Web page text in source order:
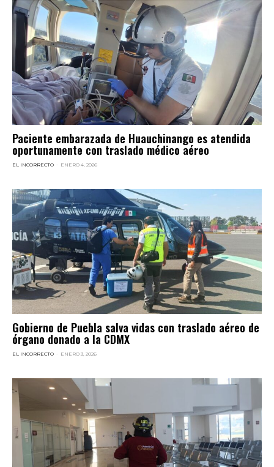
Paciente embarazada de Huauchinango es atendida
oportunamente con traslado médico aéreo
EL INCORRECTO - ENERO 4, 2026
Gobierno de Puebla salva vidas con traslado aéreo de
órgano donado a la CDMX
EL INCORRECTO - ENERO 3, 2026